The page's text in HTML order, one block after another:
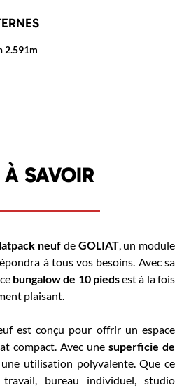
2.591m
SAVOIR
neuf de GOLIAT, un module
à tous vos besoins. Avec sa
bungalow de 10 piedsest à la fois
plaisant.
est conçu pour offrir un espace
compact. Avec une superficie de
utilisation polyvalente. Que ce
bureau individuel, studio